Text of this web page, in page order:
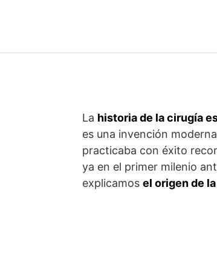
La historia de la cirugía
es una invención
practicaba con éxito
ya en el primer milenio
explicamos el origen de